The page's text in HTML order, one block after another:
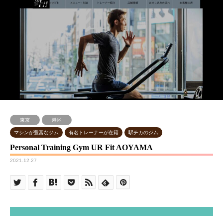
東京 港区
マシンが豊富なジム 有名トレーナーが在籍 駅チカのジム
Personal Training Gym UR Fit AOYAMA
2021.12.27